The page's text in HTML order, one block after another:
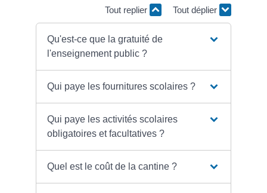
Tout replier Tout déplier
Qu'est-ce que la gratuité de
l'enseignement public ?
Qui paye les fournitures scolaires ?
Qui paye les activités scolaires
obligatoires et facultatives ?
Quel est le coût de la cantine ?